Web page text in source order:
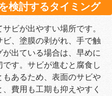
検討するタイミング
ビが出やすい場所です。
、塗膜の剥がれ、手で触
出ている場合は、早めに
す。サビが進むと腐食し
あるため、表面のサビや
費用も工期も抑えやすく